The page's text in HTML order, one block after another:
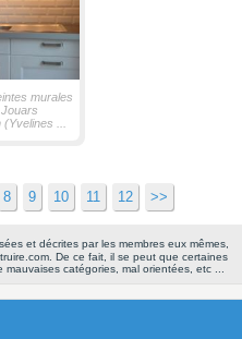
murales
...
8 9 10 11 12 >>
et décrites par les membres eux mêmes,
De ce fait, il se peut que certaines
catégories, mal orientées, etc ...